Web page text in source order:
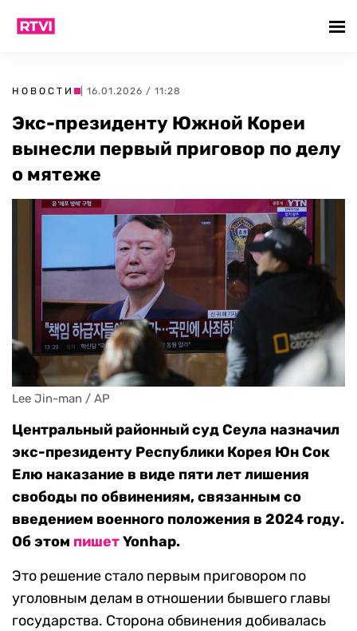
НОВОСТИ | 16.01.2026 / 11:28
Экс-президенту Южной Кореи
вынесли первый приговор по делу
о мятеже
Lee Jin-man / AP
Центральный районный суд Сеула назначил
экс-президенту Республики Корея Юн Сок
Елю наказание в виде пяти лет лишения
свободы по обвинениям, связанным со
введением военного положения в 2024 году.
Об этом пишетYonhap.
Это решение стало первым приговором по
уголовным делам в отношении бывшего главы
государства. Сторона обвинения добивалась